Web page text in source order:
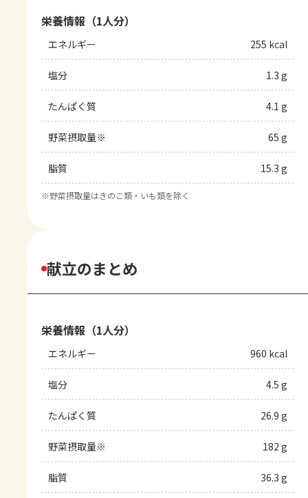
栄養情報（1人分）
エネルギー 255 kcal
塩分 1.3 g
たんぱく質 4.1 g
野菜摂取量※ 65 g
脂質 15.3 g
※野菜摂取量はきのこ類・いも類を除く
献立のまとめ
栄養情報（1人分）
エネルギー 960 kcal
塩分 4.5 g
たんぱく質 26.9 g
野菜摂取量※ 182 g
脂質 36.3 g